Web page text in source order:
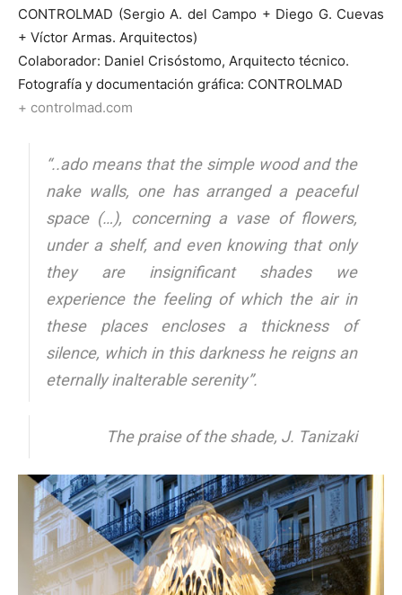
CONTROLMAD (Sergio A. del Campo + Diego G. Cuevas
+ Víctor Armas. Arquitectos)
Colaborador: Daniel Crisóstomo, Arquitecto técnico.
Fotografía y documentación gráfica: CONTROLMAD
+ controlmad.com
“..ado means that the simple wood and the
nake walls, one has arranged a peaceful
space (…), concerning a vase of flowers,
under a shelf, and even knowing that only
they are insignificant shades we
experience the feeling of which the air in
these places encloses a thickness of
silence, which in this darkness he reigns an
eternally inalterable serenity”.
The praise of the shade, J. Tanizaki